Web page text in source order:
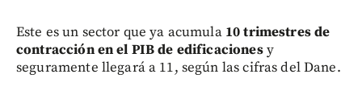
Este es un sector que ya acumula 10 trimestres de
contracción en el PIB de edificacionesy
seguramente llegará a 11, según las cifras del Dane.